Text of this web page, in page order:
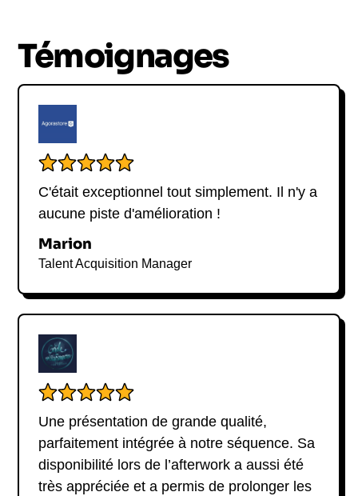
est également conférencier de renom sur la scène
Témoignages
C'était exceptionnel tout simplement. Il n'y a
aucune piste d'amélioration !
Marion
Talent Acquisition Manager
Une présentation de grande qualité,
parfaitement intégrée à notre séquence. Sa
disponibilité lors de l’afterwork a aussi été
très appréciée et a permis de prolonger les